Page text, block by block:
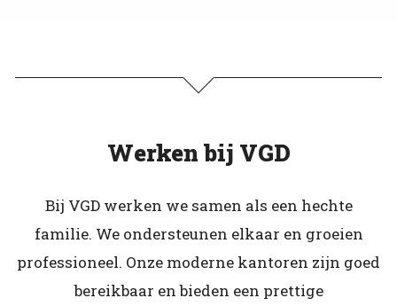
Werken bij VGD
Bij VGD werken we samen als een hechte
familie. We ondersteunen elkaar en groeien
professioneel. Onze moderne kantoren zijn goed
bereikbaar en bieden een prettige